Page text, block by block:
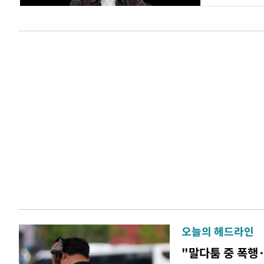
오늘의 헤드라인
"말다툼 중 폭행